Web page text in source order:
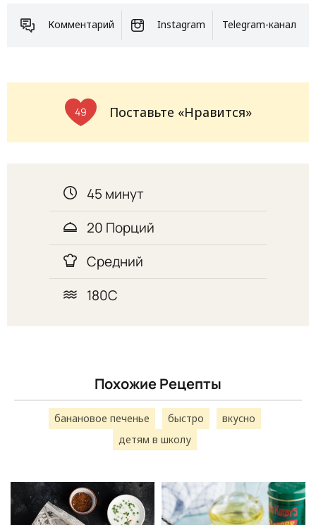
Комментарий Instagram Telegram-канал
49 Поставьте «Нравится»
45 минут
20 Порций
Средний
180С
Похожие Рецепты
банановое печенье быстро
вкусно
детям в школу